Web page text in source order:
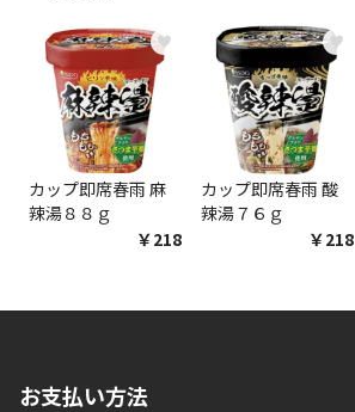
♥
カップ即席春雨 麻
辣湯８８ｇ
￥218
♥
カップ即席春雨 酸
辣湯７６ｇ
￥218
お支払い方法